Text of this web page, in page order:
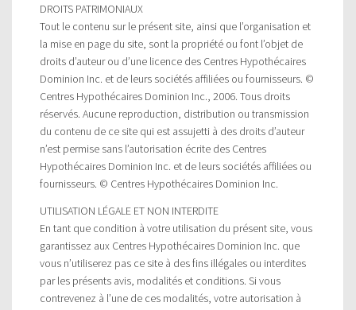
DROITS PATRIMONIAUX
Tout le contenu sur le présent site, ainsi que l’organisation et
la mise en page du site, sont la propriété ou font l’objet de
droits d’auteur ou d’une licence des Centres Hypothécaires
Dominion Inc. et de leurs sociétés affiliées ou fournisseurs. ©
Centres Hypothécaires Dominion Inc., 2006. Tous droits
réservés. Aucune reproduction, distribution ou transmission
du contenu de ce site qui est assujetti à des droits d’auteur
n’est permise sans l’autorisation écrite des Centres
Hypothécaires Dominion Inc. et de leurs sociétés affiliées ou
fournisseurs. © Centres Hypothécaires Dominion Inc.
UTILISATION LÉGALE ET NON INTERDITE
En tant que condition à votre utilisation du présent site, vous
garantissez aux Centres Hypothécaires Dominion Inc. que
vous n’utiliserez pas ce site à des fins illégales ou interdites
par les présents avis, modalités et conditions. Si vous
contrevenez à l’une de ces modalités, votre autorisation à